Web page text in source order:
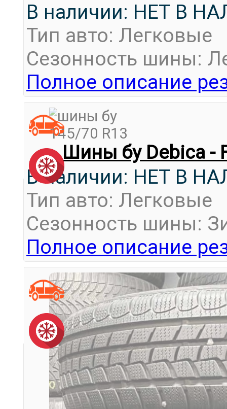
В наличии: НЕТ В
Тип авто: Легковые
Сезонность шины:
Полное описание
Шины бу Debica -
В наличии: НЕТ В
Тип авто: Легковые
Сезонность шины:
Полное описание